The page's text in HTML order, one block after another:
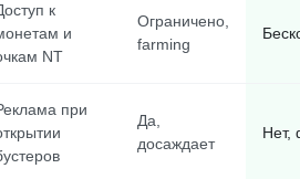
к
и
NT
Ограничено,
farming
при
Да,
досаждает
Нет,